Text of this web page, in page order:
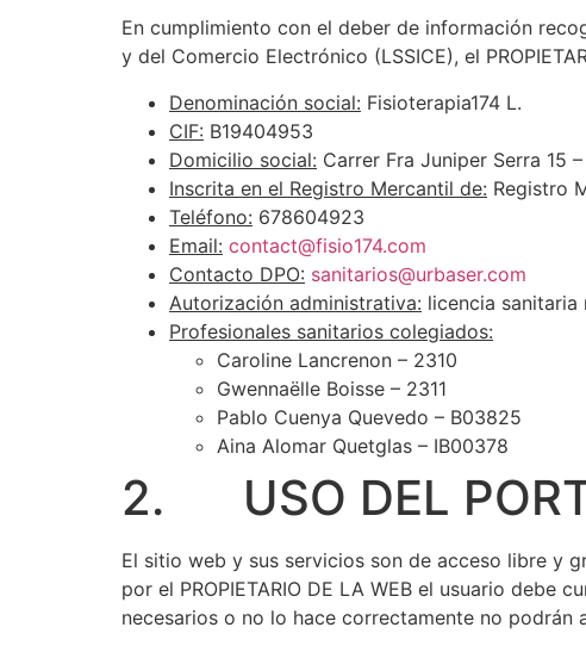
En cumplimiento con el deber de información
y del Comercio Electrónico (LSSICE), el
Denominación social: Fisioterapia174 L.
CIF: B19404953
Domicilio social: Carrer Fra Juniper Serra 15
Inscrita en el Registro Mercantil de: Registro
Teléfono: 678604923
Email: contact@fisio174.com
Contacto DPO: sanitarios@urbaser.com
Autorización administrativa: licencia sanitaria
Profesionales sanitarios colegiados:
Caroline Lancrenon – 2310
Gwennaëlle Boisse – 2311
Pablo Cuenya Quevedo – B03825
Aina Alomar Quetglas – IB00378
2. USO DEL
El sitio web y sus servicios son de acceso libre y
por el PROPIETARIO DE LA WEB el usuario
necesarios o no lo hace correctamente no